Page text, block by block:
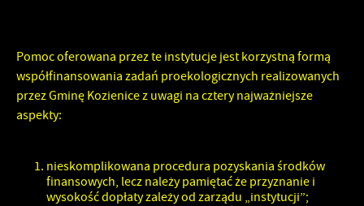
Pomoc oferowana przez te instytucje jest korzystną formą
współfinansowania zadań proekologicznych realizowanych
przez Gminę Kozienice z uwagi na cztery najważniejsze
aspekty:
nieskomplikowana procedura pozyskania środków
finansowych, lecz należy pamiętać że przyznanie i
wysokość dopłaty zależy od zarządu „instytucji”;
zwyczajów dotyczących przeglądanej witryny internetowej. Treści
promocyjne mogą pojawić się na stronach podmiotów trzecich lub
firm będących naszymi partnerami oraz innych dostawców usług.
Firmy te działają w charakterze pośredników prezentujących nasze